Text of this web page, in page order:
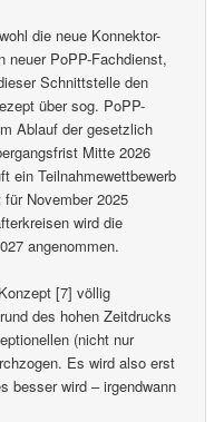
die neue Konnektor-
neuer PoPP-Fachdienst,
Schnittstelle den
über sog. PoPP-
Ablauf der gesetzlich
Mitte 2026
ein Teilnahmewettbewerb
November 2025
wird die
angenommen.
[7] völlig
des hohen Zeitdrucks
(nicht nur
Es wird also erst
besser wird – irgendwann